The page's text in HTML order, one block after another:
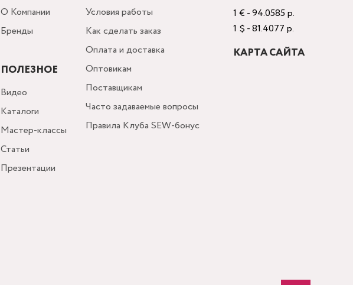
О Компании
Бренды
ПОЛЕЗНОЕ
Видео
Каталоги
Мастер-классы
Статьи
Презентации
Условия работы
Как сделать заказ
Оплата и доставка
Оптовикам
Поставщикам
Часто задаваемые вопросы
Правила Клуба SEW-бонус
1 € - 94.0585 р.
1 $ - 81.4077 р.
КАРТА САЙТА